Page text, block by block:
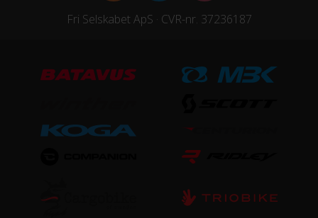
Fri Selskabet ApS · CVR-nr. 37236187